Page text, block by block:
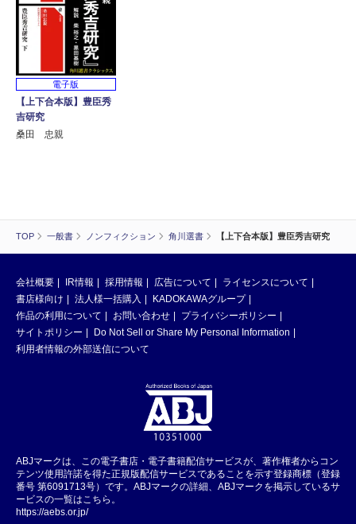
TOP 一般書 ノンフィクション 角川選書 【上下合本版】豊臣秀吉研究
電子版
【上下合本版】豊臣秀
吉研究
桑田 忠親
会社概要 IR情報 採用情報 広告について
ライセンスについて
書店様向け
法人様一括購入
KADOKAWAグループ
作品の利用について
お問い合わせ
プライバシーポリシー
サイトポリシー
Do Not Sell or Share My Personal Information
利用者情報の外部送信について
ABJマークは、この電子書店・電子書籍配信サービスが、著作権者からコン
テンツ使用許諾を得た正規版配信サービスであることを示す登録商標（登録
番号 第6091713号）です。ABJマークの詳細、ABJマークを掲示しているサ
ービスの一覧はこちら。
https://aebs.or.jp/